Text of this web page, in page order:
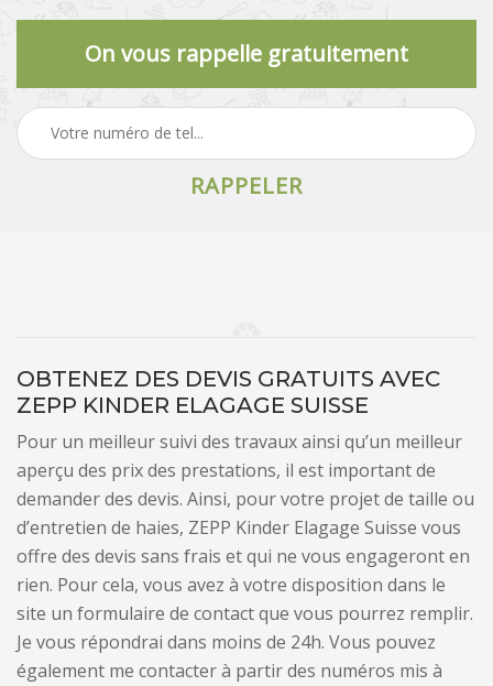
On vous rappelle gratuitement
OBTENEZ DES DEVIS GRATUITS AVEC
ZEPP KINDER ELAGAGE SUISSE
Pour un meilleur suivi des travaux ainsi qu’un meilleur
aperçu des prix des prestations, il est important de
demander des devis. Ainsi, pour votre projet de taille ou
d’entretien de haies, ZEPP Kinder Elagage Suisse vous
offre des devis sans frais et qui ne vous engageront en
rien. Pour cela, vous avez à votre disposition dans le
site un formulaire de contact que vous pourrez remplir.
Je vous répondrai dans moins de 24h. Vous pouvez
également me contacter à partir des numéros mis à